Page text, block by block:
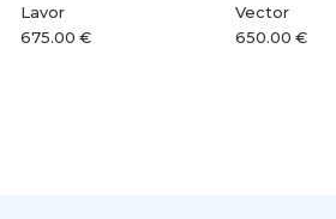
Lavor
675.00 €
Vector
650.00 €